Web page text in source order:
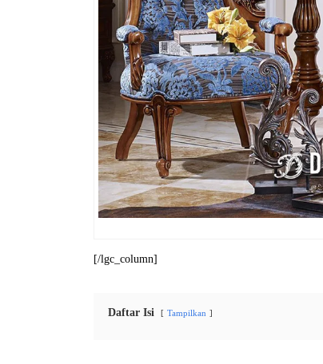
[/lgc_column]
Daftar Isi Tampilkan